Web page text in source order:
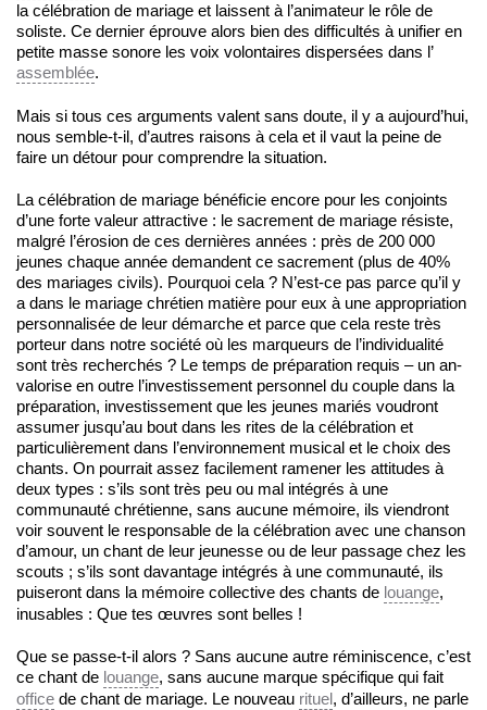
la célébration de mariage et laissent à l’animateur le rôle de
soliste. Ce dernier éprouve alors bien des difficultés à unifier en
petite masse sonore les voix volontaires dispersées dans l’
assemblée.
Mais si tous ces arguments valent sans doute, il y a aujourd’hui,
nous semble-t-il, d’autres raisons à cela et il vaut la peine de
faire un détour pour comprendre la situation.
La célébration de mariage bénéficie encore pour les conjoints
d’une forte valeur attractive : le sacrement de mariage résiste,
malgré l’érosion de ces dernières années : près de 200 000
jeunes chaque année demandent ce sacrement (plus de 40%
des mariages civils). Pourquoi cela ? N’est-ce pas parce qu’il y
a dans le mariage chrétien matière pour eux à une appropriation
personnalisée de leur démarche et parce que cela reste très
porteur dans notre société où les marqueurs de l’individualité
sont très recherchés ? Le temps de préparation requis – un an-
valorise en outre l’investissement personnel du couple dans la
préparation, investissement que les jeunes mariés voudront
assumer jusqu’au bout dans les rites de la célébration et
particulièrement dans l’environnement musical et le choix des
chants. On pourrait assez facilement ramener les attitudes à
deux types : s’ils sont très peu ou mal intégrés à une
communauté chrétienne, sans aucune mémoire, ils viendront
voir souvent le responsable de la célébration avec une chanson
d’amour, un chant de leur jeunesse ou de leur passage chez les
scouts ; s’ils sont davantage intégrés à une communauté, ils
puiseront dans la mémoire collective des chants de louange,
inusables : Que tes œuvres sont belles !
Que se passe-t-il alors ? Sans aucune autre réminiscence, c’est
ce chant de louange, sans aucune marque spécifique qui fait
office de chant de mariage. Le nouveau rituel, d’ailleurs, ne parle